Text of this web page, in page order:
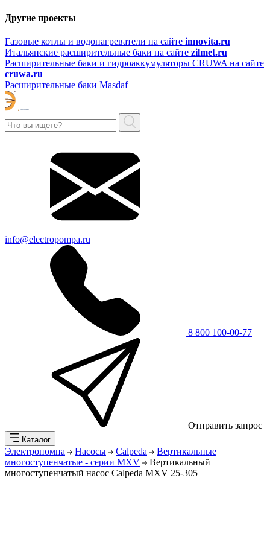
Другие проекты
Газовые котлы и водонагреватели на сайте innovita.ru
Итальянские расширительные баки на сайте zilmet.ru
Расширительные баки и гидроаккумуляторы CRUWA на сайте
cruwa.ru
Расширительные баки Masdaf
info@electropompa.ru
8 800 100-00-77
Отправить запрос
Каталог
Электропомпа Насосы Calpeda
Вертикальные
многоступенчатые - серии MXV
Вертикальный
многоступенчатый насос Calpeda MXV 25-305